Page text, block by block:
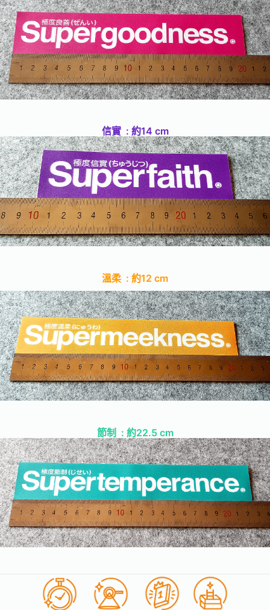
信實 : 約14 cm
溫柔 : 約12 cm
節制 : 約22.5 cm